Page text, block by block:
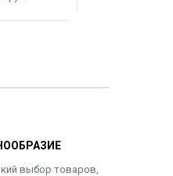
выбор товаров,